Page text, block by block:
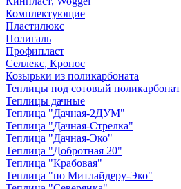
Комплектующие
Пластилюкс
Полигаль
Профипласт
Селлекс, Кронос
Козырьки из поликарбоната
Теплицы под сотовый поликарбонат
Теплицы дачные
Теплица "Дачная-2ДУМ"
Теплица "Дачная-Стрелка"
Теплица "Дачная-Эко"
Теплица "Добротная 20"
Теплица "Крабовая"
Теплица "по Митлайдеру-Эко"